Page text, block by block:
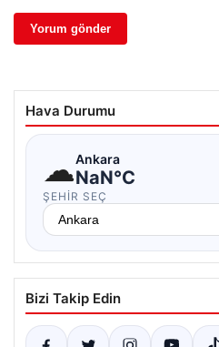
Hava Durumu
☁Ankara
NaN°C
ŞEHIR SEÇ
Bizi Takip Edin